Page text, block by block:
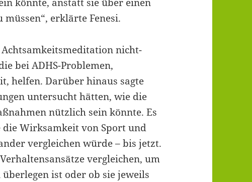
erklärte Fenesi.
nicht-
bei ADHS-Problemen,
helfen. Darüber hinaus sagte
untersucht hätten, wie die
nützlich sein könnte. Es
die Wirksamkeit von Sport und
vergleichen würde – bis jetzt.
vergleichen, um
ist oder ob sie jeweils